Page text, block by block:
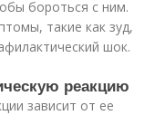
бороться с ним.
такие как зуд,
шок.
реакцию
зависит от ее